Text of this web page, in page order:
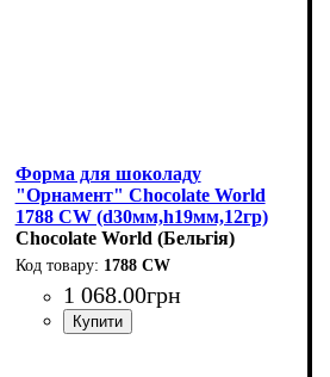
Форма для шоколаду
"Орнамент" Chocolate World
1788 CW (d30мм,h19мм,12гр)
Chocolate World (Бельгія)
1788 CW
1 068.00грн